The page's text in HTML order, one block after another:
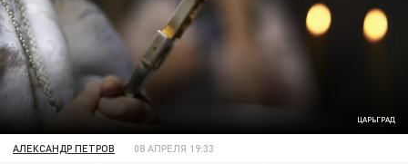
ЦАРЬГРАД
АЛЕКСАНДР ПЕТРОВ 08 АПРЕЛЯ 19:33